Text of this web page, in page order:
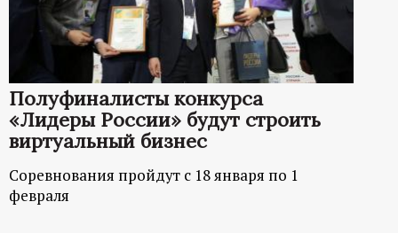
Полуфиналисты конкурса
«Лидеры России» будут строить
виртуальный бизнес
Соревнования пройдут с 18 января по 1
февраля